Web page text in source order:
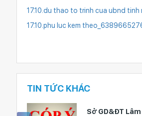
17.10.du thao to trinh cua ubnd
17.10.phu luc kem
TIN TỨC KHÁC
Sở GD&ĐT